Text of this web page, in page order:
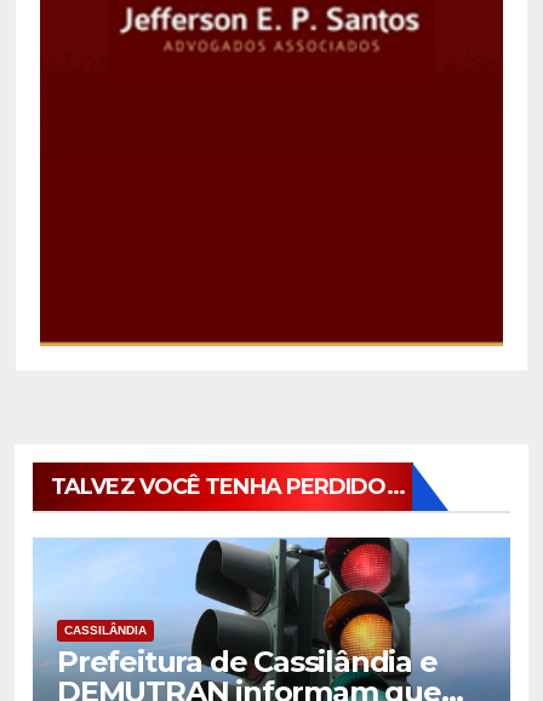
TALVEZ VOCÊ TENHA PERDIDO...
CASSILÂNDIA
Prefeitura de Cassilândia e
DEMUTRAN informam que